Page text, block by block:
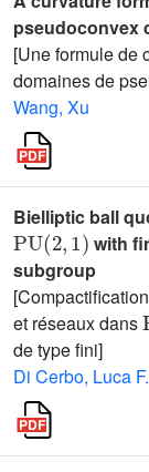
pseudoconvex
[Une formule de
domaines de
Wang, Xu
Bielliptic ball
PU(2,1)
with
subgroup
et réseaux dans
de type fini]
Di Cerbo, Luca F.